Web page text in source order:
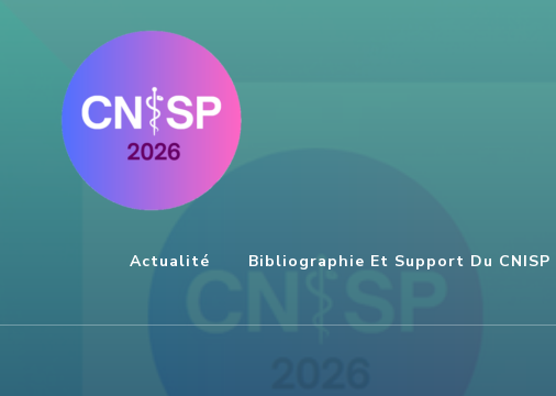
contenu
(Pressez
Entrée)
Actualité Bibliographie Et Support Du CNISP